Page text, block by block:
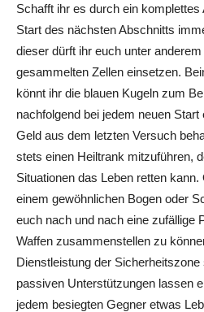
Schafft ihr es durch ein
Start des nächsten Abschnitts
dieser dürft ihr euch unter
gesammelten Zellen einsetzen.
könnt ihr die blauen Kugeln zum
nachfolgend bei jedem neuen
Geld aus dem letzten Versuch
stets einen Heiltrank mitzuführen,
Situationen das Leben retten
einem gewöhnlichen Bogen oder
euch nach und nach eine zufällige
Waffen zusammenstellen zu
Dienstleistung der
passiven Unterstützungen lassen
jedem besiegten Gegner etwas